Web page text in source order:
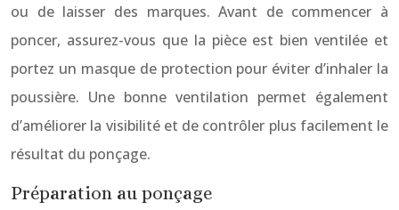
ou de laisser des marques. Avant de commencer à
poncer, assurez-vous que la pièce est bien ventilée et
portez un masque de protection pour éviter d’inhaler la
poussière. Une bonne ventilation permet également
d’améliorer la visibilité et de contrôler plus facilement le
résultat du ponçage.
Préparation au ponçage